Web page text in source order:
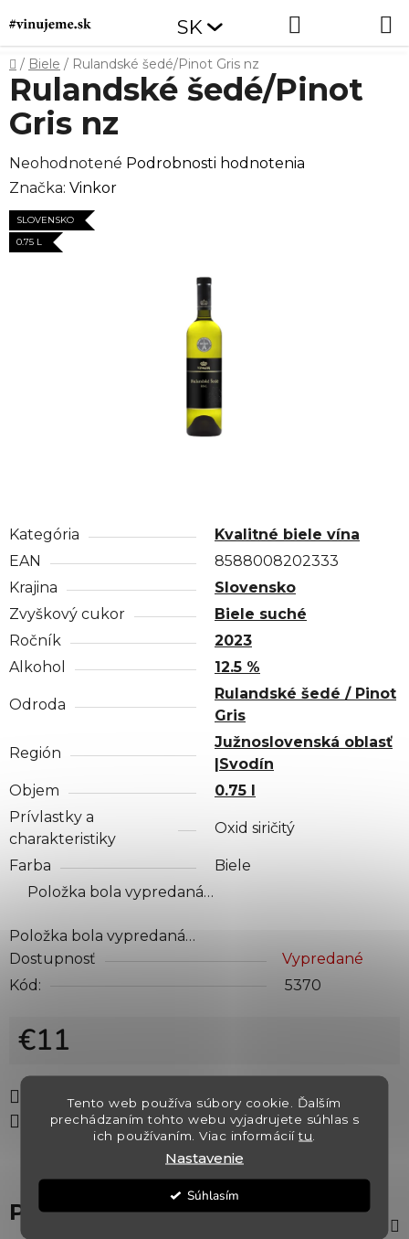
Tento web používa súbory cookie. Ďalším
prechádzaním tohto webu vyjadrujete súhlas s
ich používaním. Viac informáciítu
Nastavenie
Súhlasím
na
obsah
SK
Domov
/ Biele / Rulandské šedé/Pinot Gris nz
Kategória
Kvalitné biele vína
EAN
8588008202333
Krajina
Slovensko
Zvyškový cukor
Biele suché
Ročník
2023
Alkohol
12.5 %
Odroda
Rulandské šedé / Pinot
Gris
Región
Južnoslovenská oblasť
|Svodín
Objem
0.75 l
Prívlastky a
charakteristiky
Oxid siričitý
Farba
Biele
Položka bola vypredaná…
Položka bola vypredaná…
Dostupnosť
Vypredané
Kód:
5370
€11
Opýtať sa
Strážiť
Zdieľať
Rulandské šedé/Pinot
Gris nz
Priemerné
hodnotenie
produktu
je
Neohodnotené Podrobnosti hodnotenia
Značka: Vinkor
SLOVENSKO
0.75 L
Popis